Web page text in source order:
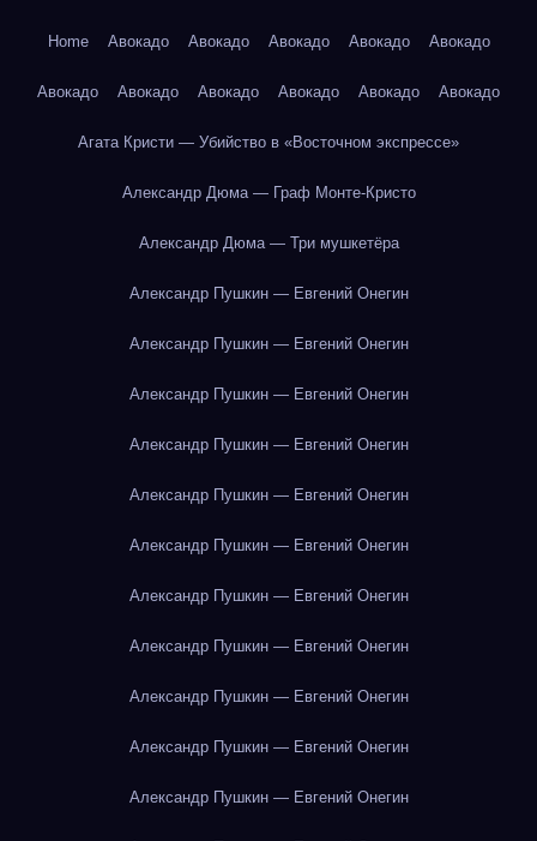
Home Авокадо Авокадо Авокадо Авокадо Авокадо
Авокадо Авокадо Авокадо Авокадо Авокадо Авокадо
Агата Кристи — Убийство в «Восточном экспрессе»
Александр Дюма — Граф Монте-Кристо
Александр Дюма — Три мушкетёра
Александр Пушкин — Евгений Онегин
Александр Пушкин — Евгений Онегин
Александр Пушкин — Евгений Онегин
Александр Пушкин — Евгений Онегин
Александр Пушкин — Евгений Онегин
Александр Пушкин — Евгений Онегин
Александр Пушкин — Евгений Онегин
Александр Пушкин — Евгений Онегин
Александр Пушкин — Евгений Онегин
Александр Пушкин — Евгений Онегин
Александр Пушкин — Евгений Онегин